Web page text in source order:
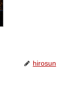
hirosun